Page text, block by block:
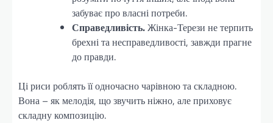
забуває про власні потреби.
Справедливість.Жінка-Терези не терпить
брехні та несправедливості, завжди прагне
до правди.
Ці риси роблять її одночасно чарівною та складною.
Вона – як мелодія, що звучить ніжно, але приховує
складну композицію.